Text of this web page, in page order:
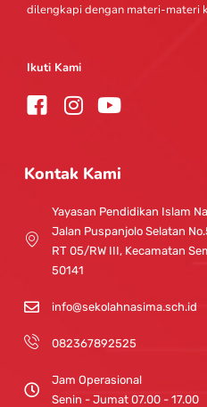
dilengkapi dengan materi-materi
Ikuti Kami
I
t
a
g
r
a
m
Y
t
u
b
e
Kontak Kami
Yayasan Pendidikan Islam
Jalan Puspanjolo Selatan
RT 05/RW III, Kecamatan
50141
info@sekolahnasima.sch.id
082367892525
Jam Operasional
Senin - Jumat 07.00 - 17.00